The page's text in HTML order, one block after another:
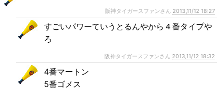
阪神タイガースファンさん 2013,11/12 18:27
すごいパワーていうとるんやから４番タイプや
ろ
阪神タイガースファンさん 2013,11/12 18:32
4番マートン
5番ゴメス